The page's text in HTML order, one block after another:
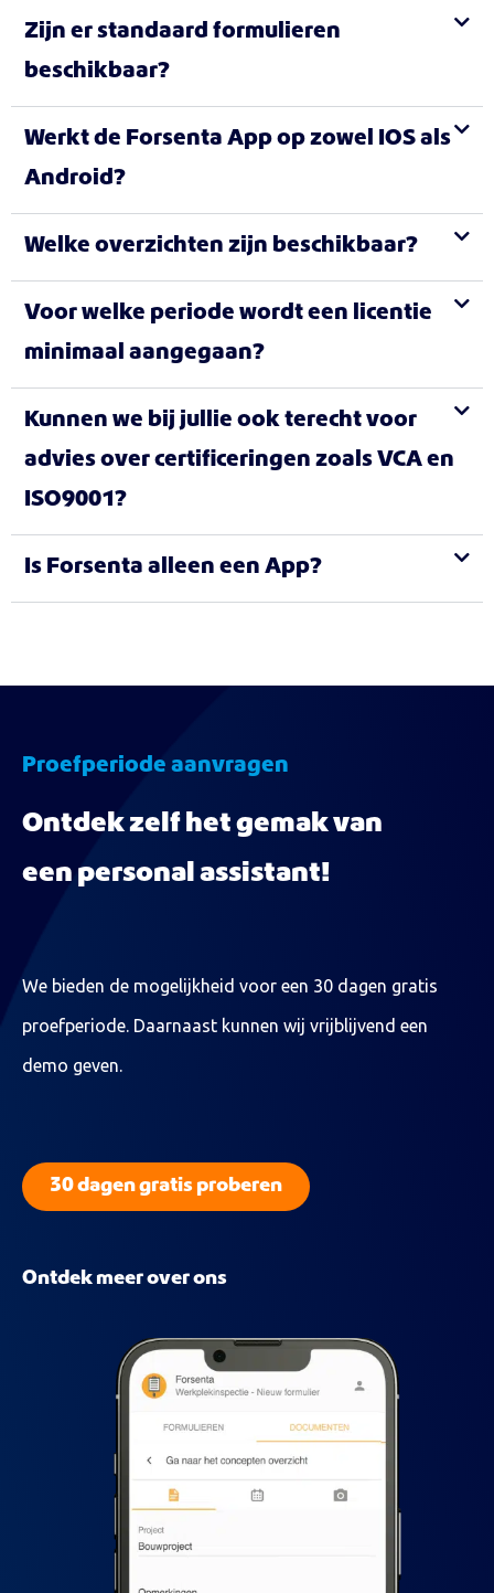
Zijn er standaard formulieren
beschikbaar?
Werkt de Forsenta App op zowel IOS als
Android?
Welke overzichten zijn beschikbaar?
Voor welke periode wordt een licentie
minimaal aangegaan?
Kunnen we bij jullie ook terecht voor
advies over certificeringen zoals VCA en
ISO9001?
Is Forsenta alleen een App?
Proefperiode aanvragen
Ontdek zelf het gemak van
een personal assistant!
We bieden de mogelijkheid voor een 30 dagen gratis
proefperiode. Daarnaast kunnen wij vrijblijvend een
demo geven.
30 dagen gratis proberen
Ontdek meer over ons